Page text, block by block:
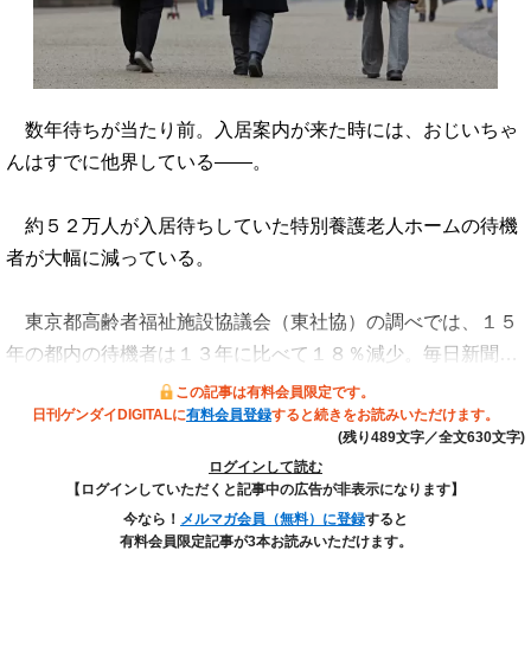
数年待ちが当たり前。入居案内が来た時には、おじいちゃ
んはすでに他界している――。
約５２万人が入居待ちしていた特別養護老人ホームの待機
者が大幅に減っている。
東京都高齢者福祉施設協議会（東社協）の調べでは、１５
年の都内の待機者は１３年に比べて１８％減少。毎日新聞…
この記事は有料会員限定です。
日刊ゲンダイDIGITALに有料会員登録すると続きをお読みいただけます。
(残り489文字／全文630文字)
ログインして読む
【ログインしていただくと記事中の広告が非表示になります】
今なら！ メルマガ会員（無料）に登録すると
有料会員限定記事が3本お読みいただけます。